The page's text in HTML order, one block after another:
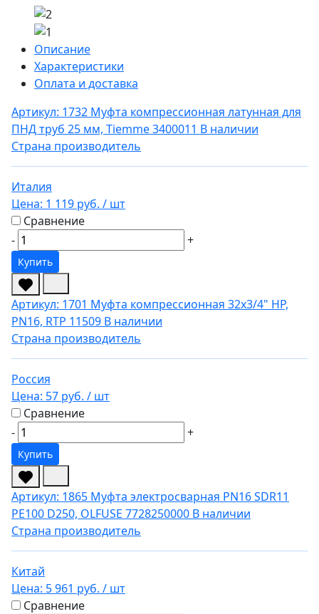
Описание
Характеристики
Оплата и доставка
Артикул: 1732 Муфта компрессионная латунная для
ПНД труб 25 мм, Tiemme 3400011 В наличии
Страна производитель
Италия
Цена: 1 119 руб. / шт
Сравнение
-
+
Купить
Артикул: 1701 Муфта компрессионная 32х3/4" НР,
PN16, RTP 11509 В наличии
Страна производитель
Россия
Цена: 57 руб. / шт
Сравнение
-
+
Купить
Артикул: 1865 Муфта электросварная PN16 SDR11
PE100 D250, OLFUSE 7728250000 В наличии
Страна производитель
Китай
Цена: 5 961 руб. / шт
Сравнение